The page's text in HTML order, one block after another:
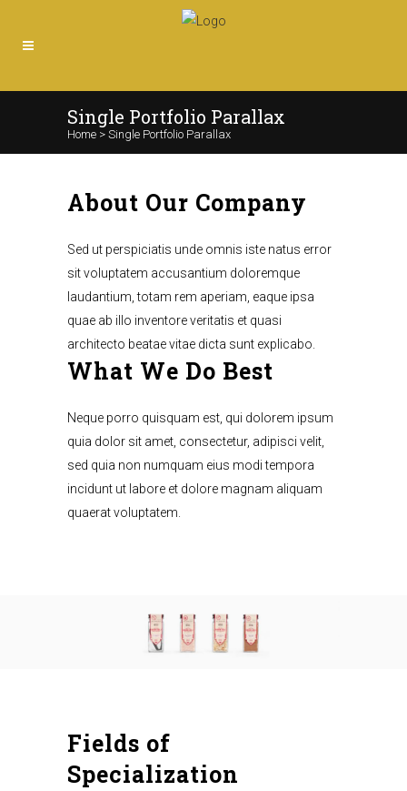
Single Portfolio Parallax
Home > Single Portfolio Parallax
About Our Company
Sed ut perspiciatis unde omnis iste natus error
sit voluptatem accusantium doloremque
laudantium, totam rem aperiam, eaque ipsa
quae ab illo inventore veritatis et quasi
architecto beatae vitae dicta sunt explicabo.
What We Do Best
Neque porro quisquam est, qui dolorem ipsum
quia dolor sit amet, consectetur, adipisci velit,
sed quia non numquam eius modi tempora
incidunt ut labore et dolore magnam aliquam
quaerat voluptatem.
Fields of
Specialization